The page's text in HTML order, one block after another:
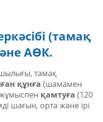
(тамақ
АӨК.
тамақ
құнға (шамамен
жұмыспен қамтуға (120
шағын, орта және ірі